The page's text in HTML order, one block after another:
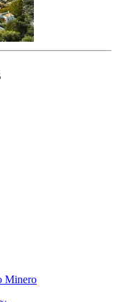
Minero